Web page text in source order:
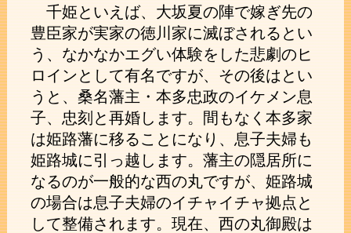
千姫といえば、大坂夏の陣で嫁ぎ先の
豊臣家が実家の徳川家に滅ぼされるとい
う、なかなかエグい体験をした悲劇のヒ
ロインとして有名ですが、その後はとい
うと、桑名藩主・本多忠政のイケメン息
子、忠刻と再婚します。間もなく本多家
は姫路藩に移ることになり、息子夫婦も
姫路城に引っ越します。藩主の隠居所に
なるのが一般的な西の丸ですが、姫路城
の場合は息子夫婦のイチャイチャ拠点と
して整備されます。現在、西の丸御殿は